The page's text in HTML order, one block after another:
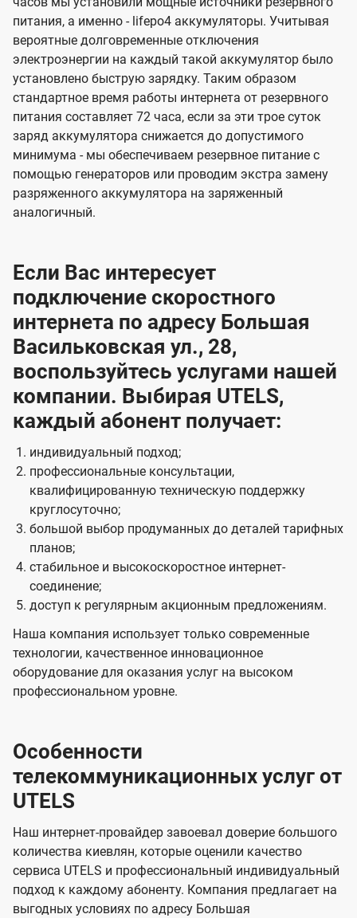
питания, а именно - lifepo4 аккумуляторы. Учитывая
вероятные долговременные отключения
электроэнергии на каждый такой аккумулятор было
установлено быструю зарядку. Таким образом
стандартное время работы интернета от резервного
питания составляет 72 часа, если за эти трое суток
заряд аккумулятора снижается до допустимого
минимума - мы обеспечиваем резервное питание с
помощью генераторов или проводим экстра замену
разряженного аккумулятора на заряженный
аналогичный.
Если Вас интересует
подключение скоростного
интернета по адресу Большая
Васильковская ул., 28,
воспользуйтесь услугами нашей
компании. Выбирая UTELS,
каждый абонент получает:
индивидуальный подход;
профессиональные консультации,
квалифицированную техническую поддержку
круглосуточно;
большой выбор продуманных до деталей тарифных
планов;
стабильное и высокоскоростное интернет-
соединение;
доступ к регулярным акционным предложениям.
Наша компания использует только современные
технологии, качественное инновационное
оборудование для оказания услуг на высоком
профессиональном уровне.
Особенности
телекоммуникационных услуг от
UTELS
Наш интернет-провайдер завоевал доверие большого
количества киевлян, которые оценили качество
сервиса UTELS и профессиональный индивидуальный
подход к каждому абоненту. Компания предлагает на
выгодных условиях по адресу Большая